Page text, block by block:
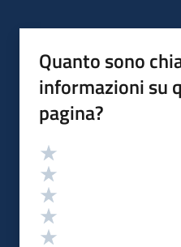
Quanto sono
informazioni su
pagina?
Valutazione